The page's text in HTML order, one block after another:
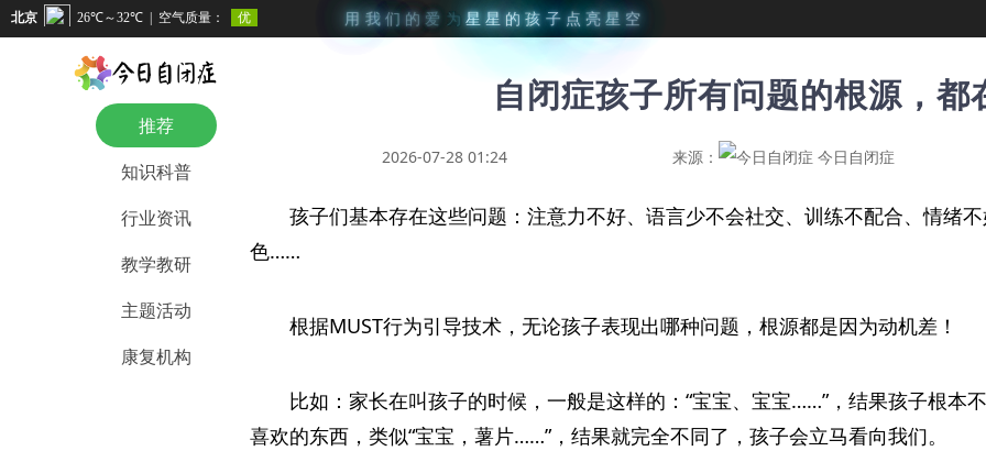
用 我 们 的 爱 为 星 星 的 孩 子 点 亮 星 空
推荐
知识科普
行业资讯
教学教研
主题活动
康复机构
自闭症孩子所有问题的根源，都
2026-07-28 01:24 来源： 今日自闭症
孩子们基本存在这些问题：注意力不好、语言少不会社交、训练不配合、情绪
色……
根据MUST行为引导技术，无论孩子表现出哪种问题，根源都是因为动机差！
比如：家长在叫孩子的时候，一般是这样的：“宝宝、宝宝……”，结果孩子根本
喜欢的东西，类似“宝宝，薯片……”，结果就完全不同了，孩子会立马看向我们。